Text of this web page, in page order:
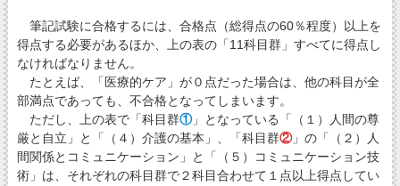
筆記試験に合格するには、合格点（総得点の60％程度）以上を
得点する必要があるほか、上の表の「11科目群」すべてに得点し
なければなりません。
たとえば、「医療的ケア」が０点だった場合は、他の科目が全
部満点であっても、不合格となってしまいます。
ただし、上の表で「科目群①」となっている「（１）人間の尊
厳と自立」と「（４）介護の基本」、「科目群②」の「（２）人
間関係とコミュニケーション」と「（５）コミュニケーション技
術」は、それぞれの科目群で２科目合わせて１点以上得点してい